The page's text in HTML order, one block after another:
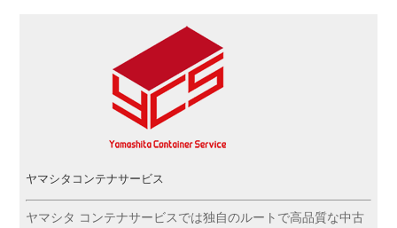
ヤマシタコンテナサービス
ヤマシタ コンテナサービスでは独自のルートで高品質な中古